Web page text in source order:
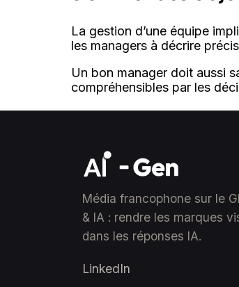
La gestion d’une équipe
les managers à décrire
Un bon manager doit aussi
compréhensibles par les
Média francophone sur le
& IA : rendre les marques
dans les réponses IA.
LinkedIn